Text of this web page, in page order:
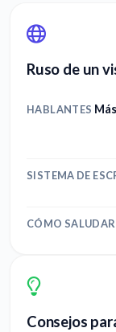
Ruso de un
HABLANTES
SISTEMA DE
CÓMO SALUDAR
Consejos